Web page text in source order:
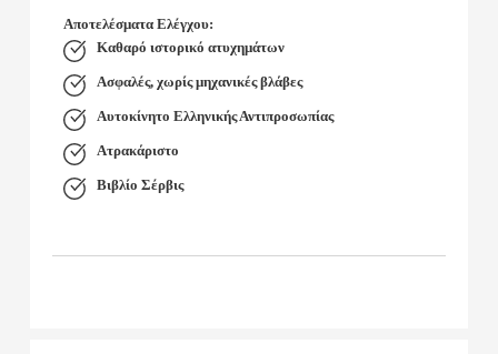
Αποτελέσματα Ελέγχου:
Καθαρό ιστορικό ατυχημάτων
Ασφαλές, χωρίς μηχανικές βλάβες
Αυτοκίνητο Ελληνικής Αντιπροσωπίας
Ατρακάριστο
Βιβλίο Σέρβις